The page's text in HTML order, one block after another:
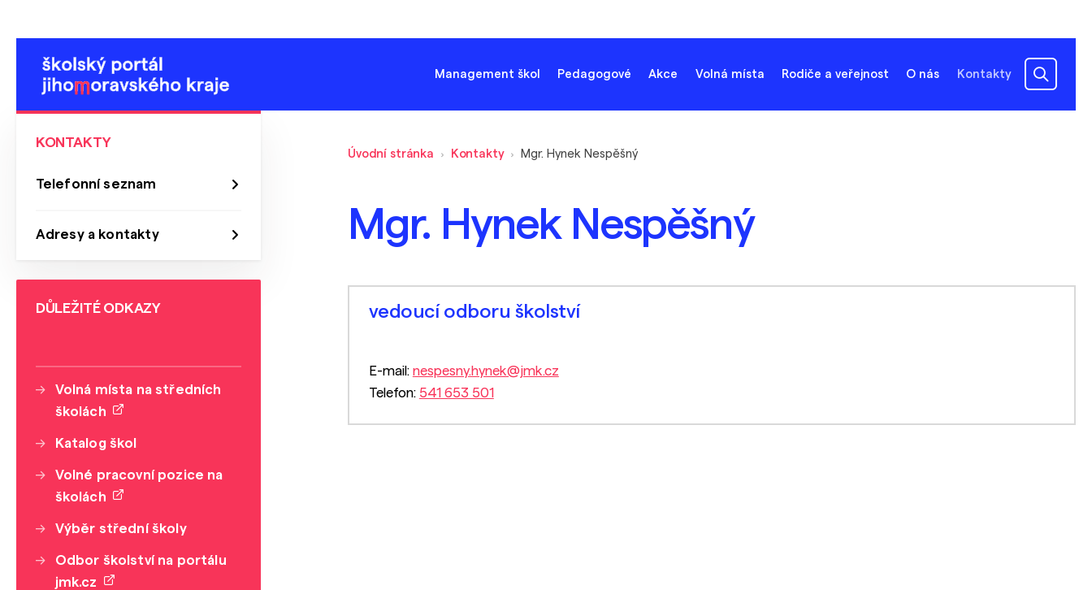
Management škol Pedagogové Akce Volná místa Rodiče a veřejnost O nás Kontakty
Úvodní stránka Kontakty Mgr. Hynek Nespěšný
Mgr. Hynek Nespěšný
vedoucí odboru školství
E-mail: nespesny.hynek@jmk.cz
Telefon: 541 653 501
KONTAKTY
Telefonní seznam
Adresy a kontakty
DŮLEŽITÉ ODKAZY
Volná místa na středních
školách
Katalog škol
Volné pracovní pozice na
školách
Výběr střední školy
Odbor školství na portálu
jmk.cz